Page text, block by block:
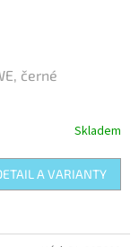
černé
Skladem
A VARIANTY